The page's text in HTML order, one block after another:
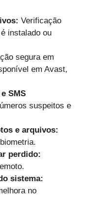
Verificação
instalado ou
segura em
em Avast,
SMS
suspeitos e
e arquivos:
perdido:
sistema:
no